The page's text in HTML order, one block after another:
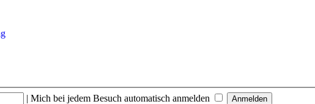
| Mich bei jedem Besuch automatisch anmelden